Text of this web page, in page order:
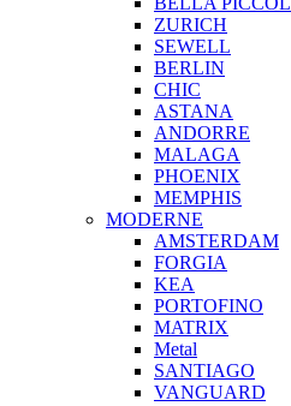
ZURICH
SEWELL
BERLIN
CHIC
ASTANA
ANDORRE
MALAGA
PHOENIX
MEMPHIS
MODERNE
AMSTERDAM
FORGIA
KEA
PORTOFINO
MATRIX
Metal
SANTIAGO
VANGUARD